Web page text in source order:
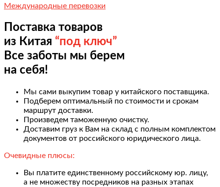
Международные перевозки
Поставка товаров
из Китая “под ключ”
Все заботы мы берем
на себя!
Мы сами выкупим товар у китайского поставщика.
Подберем оптимальный по стоимости и срокам
маршрут доставки.
Произведем таможенную очистку.
Доставим груз к Вам на склад с полным комплектом
документов от российского юридического лица.
Очевидные плюсы:
Вы платите единственному российскому юр. лицу,
а не множеству посредников на разных этапах